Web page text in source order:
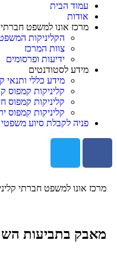
עמוד הבית
אודות
מרכז אונו למשפט חברתי
הקליניקות
צוות המרכז
ידיעות ופרסומים
מידע לסטודנטים
מידע כללי ותנאי
קליניקות קמפוס
קליניקות קמפוס
קליניקות קמפוס
פניה לקבלת סיוע
מרכז אונו למשפט חברתי
מאבק בתביעות